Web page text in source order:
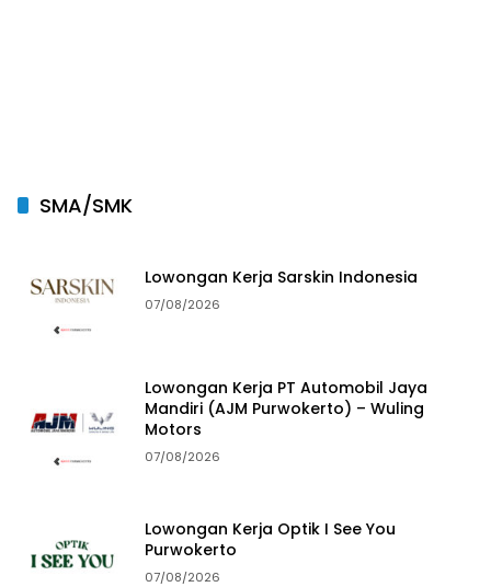
SMA/SMK
Lowongan Kerja Sarskin Indonesia
07/08/2026
Lowongan Kerja PT Automobil Jaya
Mandiri (AJM Purwokerto) – Wuling
Motors
07/08/2026
Lowongan Kerja Optik I See You
Purwokerto
07/08/2026